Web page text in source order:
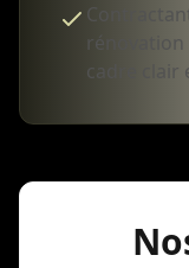
cadre clair